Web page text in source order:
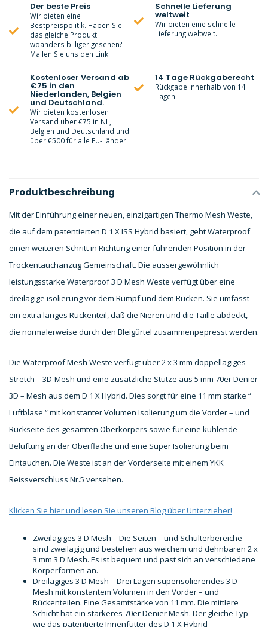
Der beste Preis
Wir bieten eine
Bestpreispolitik. Haben Sie
das gleiche Produkt
woanders billiger gesehen?
Mailen Sie uns den Link.
Schnelle Lieferung
weltweit
Wir bieten eine schnelle
Lieferung weltweit.
Kostenloser Versand ab
€75 in den
Niederlanden, Belgien
und Deutschland.
Wir bieten kostenlosen
Versand über €75 in NL,
Belgien und Deutschland und
über €500 für alle EU-Länder
14 Tage Rückgaberecht
Rückgabe innerhalb von 14
Tagen
Produktbeschreibung
Mit der Einführung einer neuen, einzigartigen Thermo Mesh Weste,
die auf dem patentierten D 1 X ISS Hybrid basiert, geht Waterproof
einen weiteren Schritt in Richtung einer führenden Position in der
Trockentauchanzug Gemeinschaft. Die aussergewöhnlich
leistungsstarke Waterproof 3 D Mesh Weste verfügt über eine
dreilagige isolierung vor dem Rumpf und dem Rücken. Sie umfasst
ein extra langes Rückenteil, daß die Nieren und die Taille abdeckt,
die normalerweise durch den Bleigürtel zusammenpepresst werden.
Die Waterproof Mesh Weste verfügt über 2 x 3 mm doppellagiges
Stretch – 3D-Mesh und eine zusätzliche Stütze aus 5 mm 70er Denier
3D – Mesh aus dem D 1 X Hybrid. Dies sorgt für eine 11 mm starke “
Luftblase “ mit konstanter Volumen Isolierung um die Vorder – und
Rückseite des gesamten Oberkörpers sowie für eine kühlende
Belüftung an der Oberfläche und eine Super Isolierung beim
Eintauchen. Die Weste ist an der Vorderseite mit einem YKK
Reissverschluss Nr.5 versehen.
Klicken Sie hier und lesen Sie unseren Blog über Unterzieher!
Zweilagiges 3 D Mesh – Die Seiten – und Schulterbereiche
sind zweilagig und bestehen aus weichem und dehnbaren 2 x
3 mm 3 D Mesh. Es ist bequem und past sich an verschiedene
Körperformen an.
Dreilagiges 3 D Mesh – Drei Lagen superisolierendes 3 D
Mesh mit konstantem Volumen in den Vorder – und
Rückenteilen. Eine Gesamtstärke von 11 mm. Die mittlere
Schicht hat ein stärkeres 70er Denier Mesh. Der gleiche Typ
wie das patentierte Innenfutter des D 1 X Hybrid